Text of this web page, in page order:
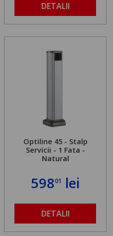
DETALII
Optiline 45 - Stalp
Servicii - 1 Fata -
Natural
59801 lei
DETALII